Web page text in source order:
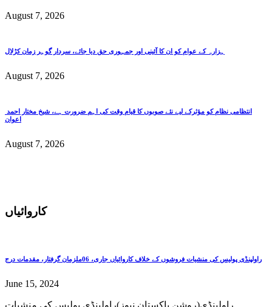
August 7, 2026
ہزارہ کے عوام کو ان کا آئینی اور جمہوری حق دیا جائے، سردار گوہر زمان کڑلال
August 7, 2026
اعوان
August 7, 2026
کاروائیاں
راولپنڈی پولیس کی منشیات فروشوں کے خلاف کاروائیاں جاری، 06ملزمان گرفتار، مقدمات درج
June 15, 2024